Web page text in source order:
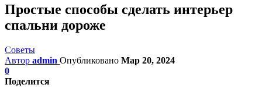
Простые способы сделать интерьер
спальни дороже
Советы
Автор admin Опубликовано Мар 20, 2024
0
Поделится